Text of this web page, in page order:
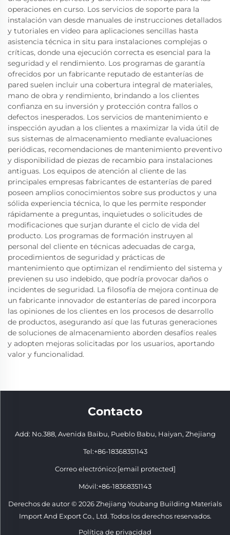
operaciones en curso. Los servicios de soporte para la
instalación van desde manuales de instrucciones detallados
y tutoriales en video para aplicaciones sencillas hasta
asistencia técnica in situ para instalaciones complejas o
críticas, donde una ejecución correcta es esencial para la
seguridad y el rendimiento. Los programas de garantía
ofrecidos por un fabricante reputado de estanterías de
pared suelen incluir una cobertura integral de materiales,
mano de obra y rendimiento, brindando a los clientes
confianza en su inversión y protección contra fallos o
defectos inesperados. Los servicios de mantenimiento e
inspección ayudan a los clientes a maximizar la vida útil de
sus sistemas de almacenamiento mediante evaluaciones
periódicas, recomendaciones de mantenimiento preventivo
y disponibilidad de piezas de recambio para instalaciones
antiguas. Los equipos de atención al cliente de las
principales empresas fabricantes de estanterías de pared
poseen amplios conocimientos sobre sus productos y una
sólida experiencia técnica, lo que les permite responder
rápidamente a preguntas, inquietudes o solicitudes de
modificaciones que surjan durante el ciclo de vida del
producto. Los programas de formación instruyen al
personal del cliente en técnicas adecuadas de carga,
procedimientos de seguridad y prácticas de
mantenimiento que optimizan el rendimiento del sistema y
previenen su uso indebido, que podría provocar daños o
incidentes de seguridad. La filosofía de mejora continua de
un fabricante innovador de estanterías de pared incorpora
las opiniones de los clientes en los procesos de desarrollo
de productos, asegurando así que las futuras generaciones
de soluciones de almacenamiento aborden desafíos reales
y adopten mejoras solicitadas por los usuarios, aportando
valor y funcionalidad.
Contacto
Add: No.388, Avenida Baibu, Pueblo Babu, Haiyan, Zhejiang
Tel:+86-18368351143
Correo electrónico:[email protected]
Móvil:+86-18368351143
Derechos de autor © 2026 Zhejiang Youbang Building Materials
Import And Export Co., Ltd. Todos los derechos reservados.
Política de privacidad